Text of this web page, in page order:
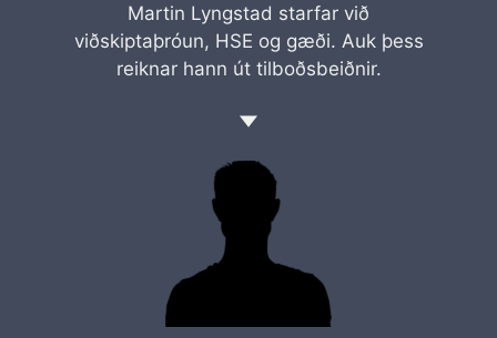
Martin Lyngstad starfar við
viðskiptaþróun, HSE og gæði. Auk þess
reiknar hann út tilboðsbeiðnir.